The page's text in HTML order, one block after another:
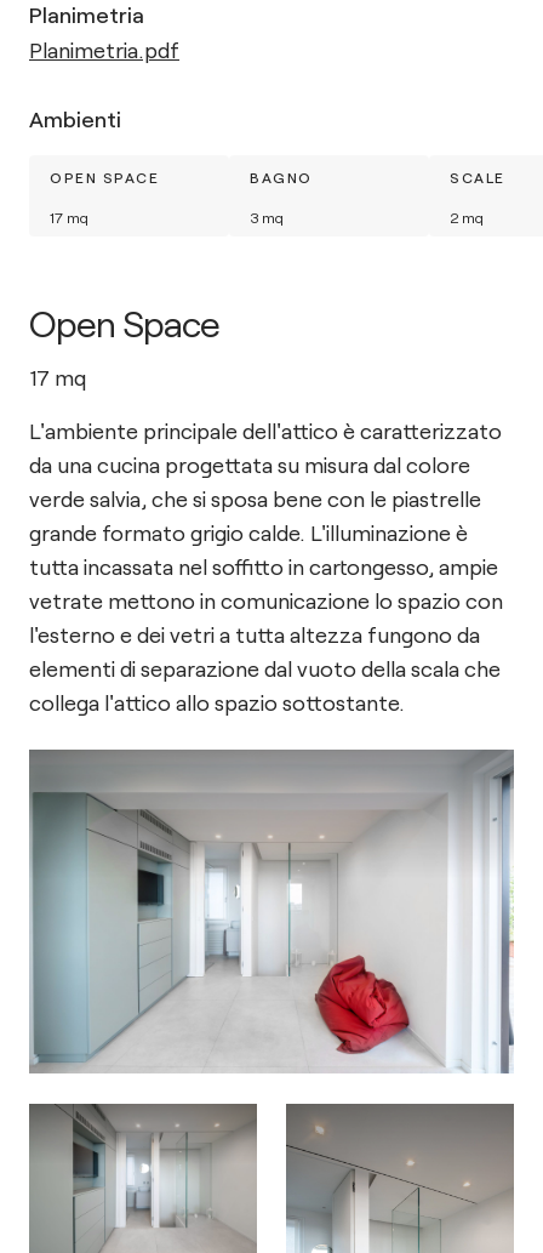
Planimetria
Planimetria.pdf
Ambienti
OPEN SPACE
17 mq
BAGNO
3 mq
SCALE
2 mq
Open Space
17 mq
L'ambiente principale dell'attico è caratterizzato
da una cucina progettata su misura dal colore
verde salvia, che si sposa bene con le piastrelle
grande formato grigio calde. L'illuminazione è
tutta incassata nel soffitto in cartongesso, ampie
vetrate mettono in comunicazione lo spazio con
l'esterno e dei vetri a tutta altezza fungono da
elementi di separazione dal vuoto della scala che
collega l'attico allo spazio sottostante.